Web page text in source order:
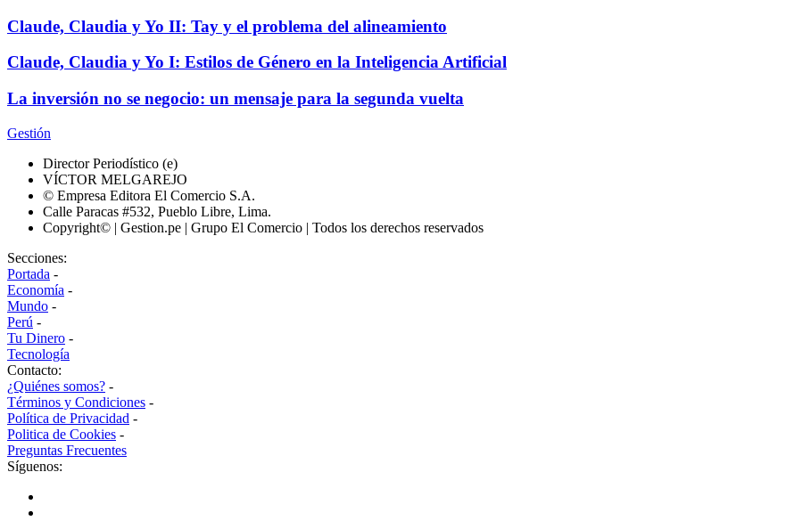
Claude, Claudia y Yo II: Tay y el problema del alineamiento
Claude, Claudia y Yo I: Estilos de Género en la Inteligencia Artificial
La inversión no se negocio: un mensaje para la segunda vuelta
Gestión
Director Periodístico (e)
VÍCTOR MELGAREJO
© Empresa Editora El Comercio S.A.
Calle Paracas #532, Pueblo Libre, Lima.
Copyright© | Gestion.pe | Grupo El Comercio | Todos los derechos reservados
Secciones:
Portada -
Economía -
Mundo -
Perú -
Tu Dinero -
Tecnología
Contacto:
¿Quiénes somos? -
Términos y Condiciones -
Política de Privacidad -
Politica de Cookies -
Preguntas Frecuentes
Síguenos: